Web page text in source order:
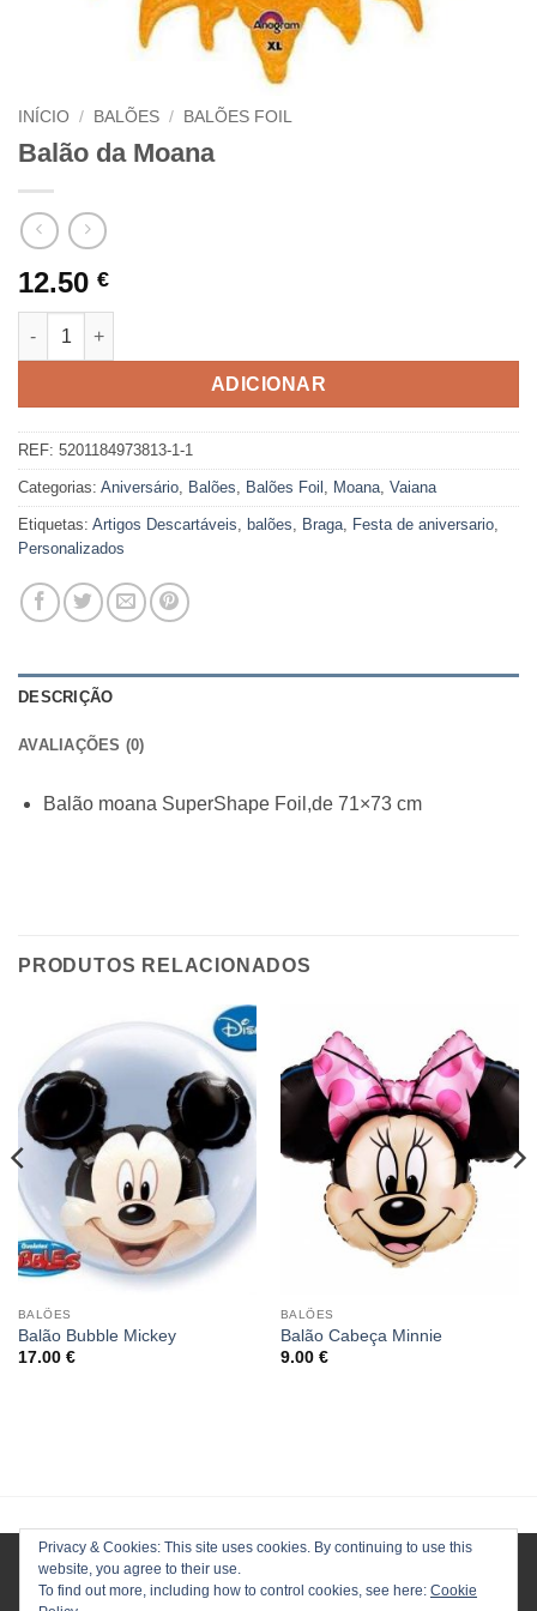
INÍCIO / BALÕES / BALÕES FOIL
Balão da Moana
12.50 €
Quantidade de Balão da Moana
ADICIONAR
REF: 5201184973813-1-1
Categorias: Aniversário, Balões, Balões Foil , Moana, Vaiana
Etiquetas: Artigos Descartáveis, balões, Braga, Festa de aniversario,
Personalizados
DESCRIÇÃO
AVALIAÇÕES (0)
Balão moana SuperShape Foil,de 71×73 cm
PRODUTOS RELACIONADOS
BALÕES
Balão Bubble Mickey
17.00 €
BALÕES
Balão Cabeça Minnie
9.00 €
Privacy & Cookies: This site uses cookies. By continuing to use this
website, you agree to their use.
To find out more, including how to control cookies, see here: Cookie